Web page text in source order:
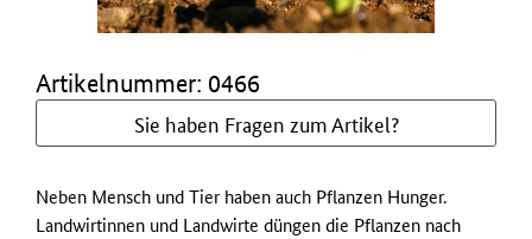
Artikelnummer: 0466
Sie haben Fragen zum Artikel?
Neben Mensch und Tier haben auch Pflanzen Hunger.
Landwirtinnen und Landwirte düngen die Pflanzen nach